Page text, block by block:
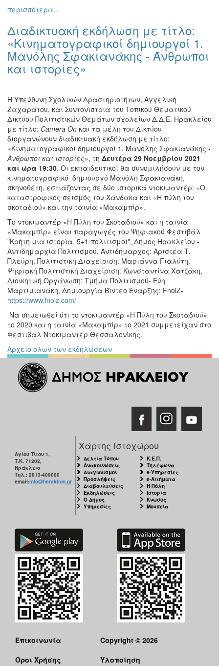
περισσότερα...
Διαδικτυακή εκδήλωση με τίτλο:
«Κινηματογραφικοί δημιουργοί 1.
Μανόλης Σφακιανάκης - Άνθρωποι
και ιστορίες»
Η Υπεύθυνη Σχολικών Δραστηριοτήτων, Αγγελική
Ζαχαράτου, και Συντονίστρια του Τοπικού Θεματικού
Δικτύου Πολιτιστικών Θεμάτων σχολείων Δ.Δ.Ε. Ηρακλείου
με τίτλο: Camera On και τα μέλη του Δικτύου
διοργανώνουν διαδικτυακή εκδήλωση με τίτλο:
«Κινηματογραφικοί δημιουργοί 1. Μανόλης Σφακιανάκης -
Άνθρωποι και ιστορίες», τη Δευτέρα 29 Νοεμβρίου 2021
και ώρα 19:30. Οι εκπαιδευτικοί θα συνομιλήσουν με τον
κινηματογραφικό δημιουργό Μανόλη Σφακιανάκη,
σκηνοθέτη, εστιάζοντας σε δύο ιστορικά ντοκιμαντέρ: «Ο
καταστροφικός σεισμός του Χάνδακα και «Η πύλη του
σκοταδιού» και την ταινία «Μακαμπίρ».
Το ντοκιμαντέρ «Η Πύλη του Σκοταδιού» και η ταινία
«Μακαμπίρ» είναι παραγωγές του Ψηφιακού Φεστιβάλ
"Κρήτη μια ιστορία, 5+1 πολιτισμοί", Δήμος Ηρακλείου -
Αντιδημαρχία Πολιτισμού, Αντιδήμαρχος: Αριστέα Τ.
Πλεύρη, Πολιτιστική Διαχείριση: Μαριάννα Γιαλύτη,
Ψηφιακή Πολιτιστική Διαχείριση: Κωνσταντίνα Χατζάκη,
Διοικητική Οργάνωση: Τμήμα Πολιτισμού- Εύη
Μαρτιμιανάκη, Δημιουργία Βίντεο Έναρξης: FnoiZ-
https://www.fnoiz.com/
Να σημειωθεί ότι το ντοκιμαντέρ «Η Πύλη του Σκοταδιού»
το 2020 και η ταινία «Μακαμπίρ» το 2021 συμμετείχαν στο
Φεστιβάλ Ντοκιμαντέρ Θεσσαλονίκης.
Αρχείο όλων των εκδηλώσεων
Αγίου Τίτου 1,
Τ.Κ. 71202,
Ηράκλειο
Τηλ.: 2813-409000
email:info@heraklion.gr
Χάρτης Ιστοχώρου
Δελτία Τύπου
Ανακοινώσεις
Διαγωνισμοί
Προσλήψεις
Διαβουλεύσεις
Εκδηλώσεις
Ο Δήμος
Υπηρεσίες
Κ.Ε.Π.
Τηλέφωνα
e-Υπηρεσίες
e-Αιτήματα
Η Πόλη
Ιστορία
Κνωσός
Μουσεία
Επικοινωνία
Όροι Χρήσης
Copyright © 2026
Υλοποίηση